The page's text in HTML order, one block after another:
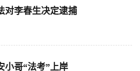
对李春生决定逮捕
小哥“法考”上岸